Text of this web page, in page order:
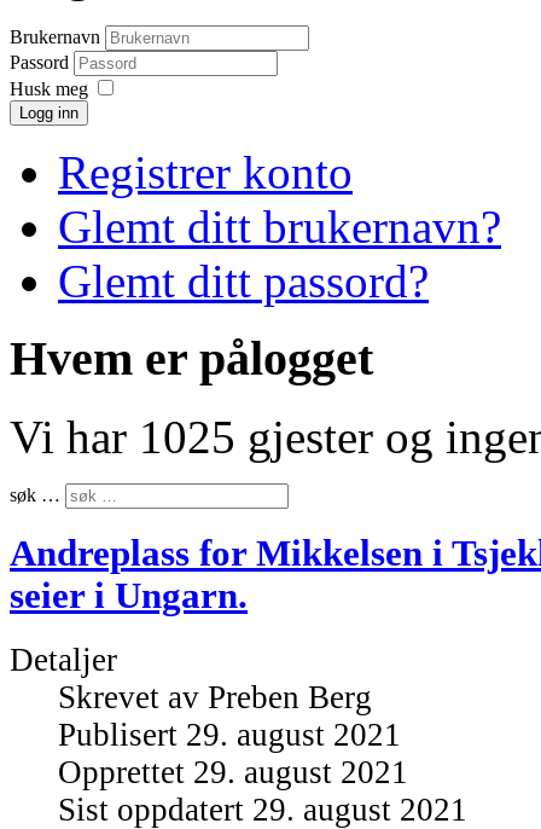
Brukernavn
Passord
Husk meg
Logg inn
Registrer konto
Glemt ditt brukernavn?
Glemt ditt passord?
Hvem er pålogget
Vi har 1025 gjester og
søk …
Andreplass for Mikkelsen i
seier i Ungarn.
Detaljer
Skrevet av Preben Berg
Publisert 29. august 2021
Opprettet 29. august 2021
Sist oppdatert 29. august 2021